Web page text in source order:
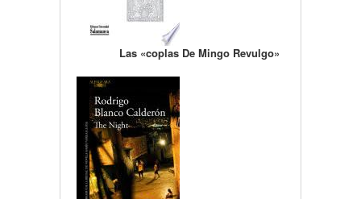
Las «coplas De Mingo Revulgo»